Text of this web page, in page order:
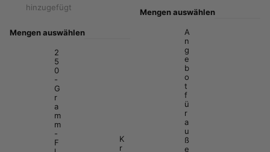
hinzugefügt
Mengen auswählen
2
5
0
-
G
r
a
m
m
-
F
Mengen auswählen
K
r
A
n
g
e
b
o
t
f
ü
r
a
u
ß
e